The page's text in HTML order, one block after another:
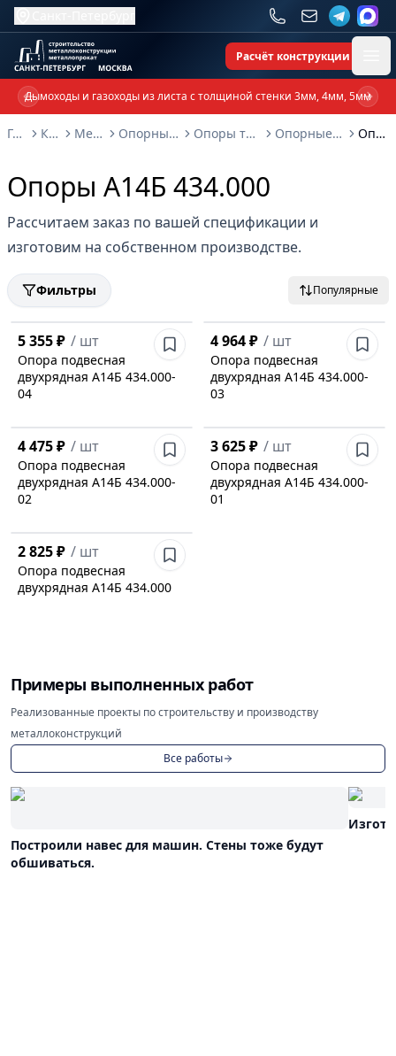
Расчёт конструкции
Дымоходы и газоходы из листа с толщиной стенки 3мм, 4мм, 5мм
Previous slide
Главная
Каталог Металлоконструкции Опорные металлоконструкции и изделия Опоры трубопроводов и металлоконструкции Опорные конструкции Серия 3.900-9: выпуск 4 Опоры А14Б 434.000
Опоры А14Б 434.000
Рассчитаем заказ по вашей спецификации и
изготовим на собственном производстве.
Фильтры Популярные
5 355 ₽ / шт
Опора подвесная
двухрядная А14Б 434.000-
04
4 964 ₽ / шт
Опора подвесная
двухрядная А14Б 434.000-
03
4 475 ₽ / шт
Опора подвесная
двухрядная А14Б 434.000-
02
3 625 ₽ / шт
Опора подвесная
двухрядная А14Б 434.000-
01
2 825 ₽ / шт
Опора подвесная
двухрядная А14Б 434.000
Примеры выполненных работ
Реализованные проекты по строительству и производству
металлоконструкций
Все работы
Построили навес для машин. Стены тоже будут
обшиваться.